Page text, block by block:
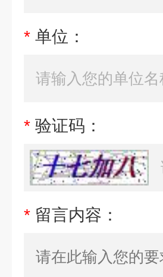
* 单位：
* 验证码：
* 留言内容：